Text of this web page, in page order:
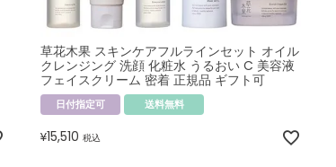
草花木果 スキンケアフルラインセット オイル
クレンジング 洗顔 化粧水 うるおい C 美容液
フェイスクリーム 密着 正規品 ギフト可
日付指定可 送料無料
¥15,510 税込